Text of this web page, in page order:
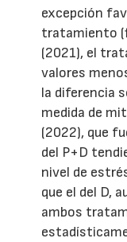
excepción
tratamiento
(2021), el
valores
la diferencia
medida de
(2022), que
del P+D
nivel de
que el del D,
ambos